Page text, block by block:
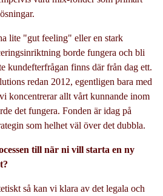
lite "gut feeling" eller en stark
borde fungera och bli
kundefterfrågan finns där från dag ett.
redan 2012, egentligen bara med
koncentrerar allt vårt kunnande inom
det fungera. Fonden är idag på
som helhet väl över det dubbla.
till när ni vill starta en ny
så kan vi klara av det legala och